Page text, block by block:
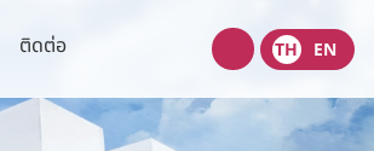
ติดต่อ
Wacoal
shop
TH EN